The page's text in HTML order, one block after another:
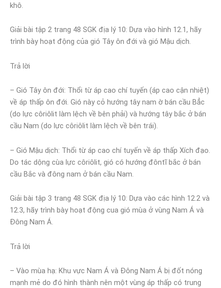
khô.
Giải bài tập 2 trang 48 SGK địa lý 10: Dựa vào hình 12.1, hãy
trình bày hoạt động của gió Tây ôn đới và gió Mậu dịch.
Trả lời
– Gió Tây ôn đới: Thổi từ áp cao chí tuyến (áp cao cận nhiệt)
về áp thấp ôn đới. Gió này cỏ hướng tây nam ờ bán cầu Bẳc
(do lực côriôlit làm lệch về bên phải) và hướng tây bắc ở bán
cầu Nam (do lực côriôlit làm lệch về bên trái).
– Gió Mậu dịch: Thổi từ áp cao chí tuyến về áp thấp Xích đạo.
Do tác dộng cùa lực côriôlit, gió có hướng đôntĩ bắc ở bán
cầu Bắc và đông nam ở bán cầu Nam.
Giải bài tập 3 trang 48 SGK địa lý 10: Dựa vào các hình 12.2 và
12.3, hãy trình bày hoạt động cua gió mùa ở vùng Nam Á và
Đông Nam Á.
Trả lời
– Vào mùa hạ: Khu vực Nam Á và Đông Nam Á bị đốt nóng
mạnh mẻ do đó hình thành nên một vùng áp thấp có trung